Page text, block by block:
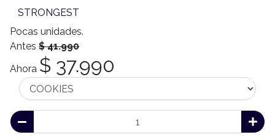
STRONGEST
Pocas unidades.
Antes $ 41.990
Ahora $ 37.990